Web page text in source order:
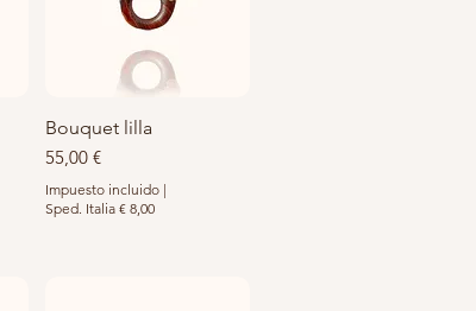
Vista rápida
Bouquet lilla
Precio
55,00 €
Impuesto incluido |
Sped. Italia € 8,00